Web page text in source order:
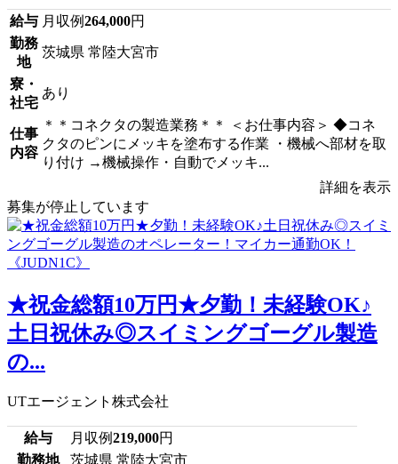
給与 月収例264,000円
勤務
地
茨城県 常陸大宮市
寮・
社宅
あり
仕事
内容
＊＊コネクタの製造業務＊＊ ＜お仕事内容＞ ◆コネ
クタのピンにメッキを塗布する作業 ・機械へ部材を取
り付け →機械操作・自動でメッキ...
詳細を表示
募集が停止しています
★祝金総額10万円★夕勤！未経験OK♪
土日祝休み◎スイミングゴーグル製造
の...
UTエージェント株式会社
給与 月収例219,000円
勤務地
茨城県 常陸大宮市